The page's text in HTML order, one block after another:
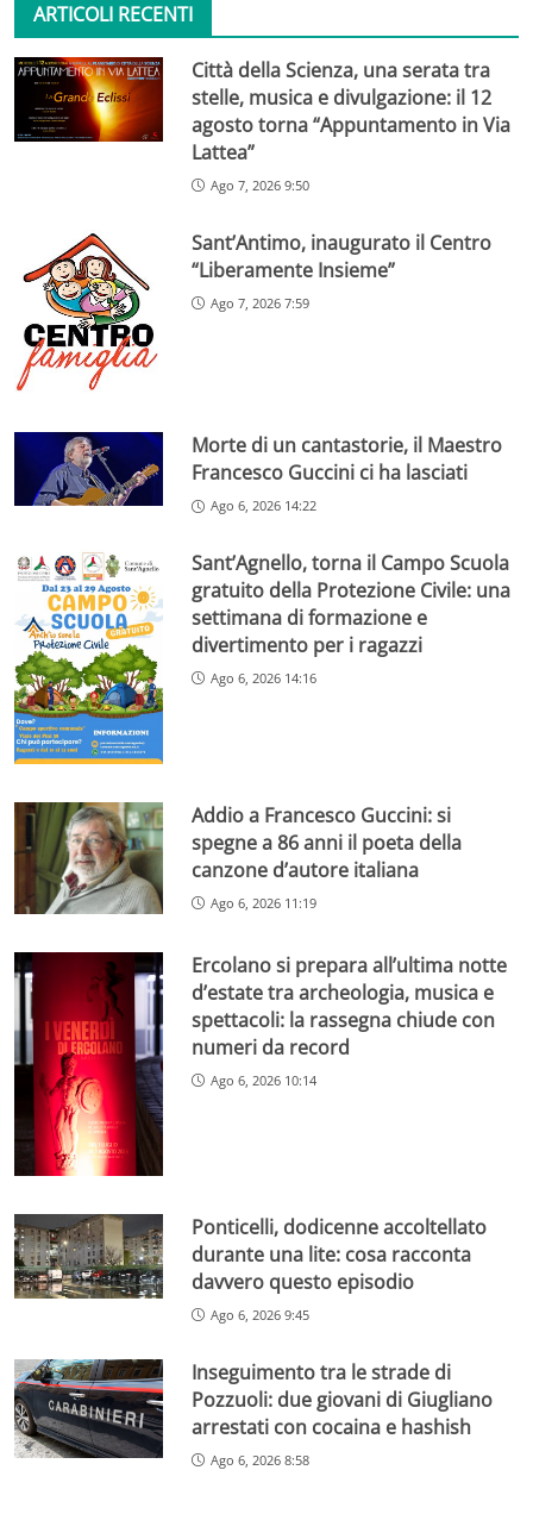
ARTICOLI RECENTI
Città della Scienza, una serata tra
stelle, musica e divulgazione: il 12
agosto torna “Appuntamento in Via
Lattea”
Ago 7, 2026 9:50
Sant’Antimo, inaugurato il Centro
“Liberamente Insieme”
Ago 7, 2026 7:59
Morte di un cantastorie, il Maestro
Francesco Guccini ci ha lasciati
Ago 6, 2026 14:22
Sant’Agnello, torna il Campo Scuola
gratuito della Protezione Civile: una
settimana di formazione e
divertimento per i ragazzi
Ago 6, 2026 14:16
Addio a Francesco Guccini: si
spegne a 86 anni il poeta della
canzone d’autore italiana
Ago 6, 2026 11:19
Ercolano si prepara all’ultima notte
d’estate tra archeologia, musica e
spettacoli: la rassegna chiude con
numeri da record
Ago 6, 2026 10:14
Ponticelli, dodicenne accoltellato
durante una lite: cosa racconta
davvero questo episodio
Ago 6, 2026 9:45
Inseguimento tra le strade di
Pozzuoli: due giovani di Giugliano
arrestati con cocaina e hashish
Ago 6, 2026 8:58